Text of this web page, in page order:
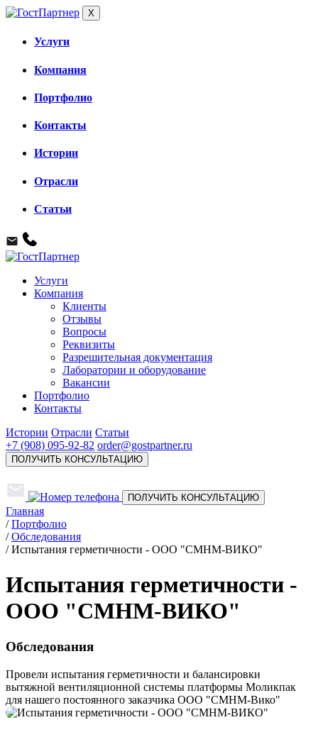
X
Услуги
Компания
Портфолио
Контакты
Истории
Отрасли
Статьи
Услуги
Компания
Клиенты
Отзывы
Вопросы
Реквизиты
Разрешительная документация
Лаборатории и оборудование
Вакансии
Портфолио
Контакты
Истории Отрасли Статьи
+7 (908) 095-92-82 order@gostpartner.ru
ПОЛУЧИТЬ КОНСУЛЬТАЦИЮ
ПОЛУЧИТЬ КОНСУЛЬТАЦИЮ
Главная
/ Портфолио
/ Обследования
/ Испытания герметичности - ООО "СМНМ-ВИКО"
Испытания герметичности -
ООО "СМНМ-ВИКО"
Обследования
Провели испытания герметичности и балансировки
вытяжной вентиляционной системы платформы Моликпак
для нашего постоянного заказчика ООО "СМНМ-Вико"